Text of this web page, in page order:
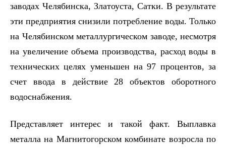
заводах Челябинска, Златоуста, Сатки. В результате
эти предприятия снизили потребление воды. Только
на Челябинском металлургическом заводе, несмотря
на увеличение объема производства, расход воды в
технических целях уменьшен на 97 процентов, за
счет ввода в действие 28 объектов оборотного
водоснабжения.
Представляет интерес и такой факт. Выплавка
металла на Магнитогорском комбинате возросла по